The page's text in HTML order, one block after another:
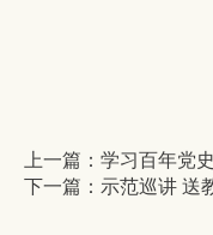
上一篇：学习百年党
下一篇：示范巡讲 送